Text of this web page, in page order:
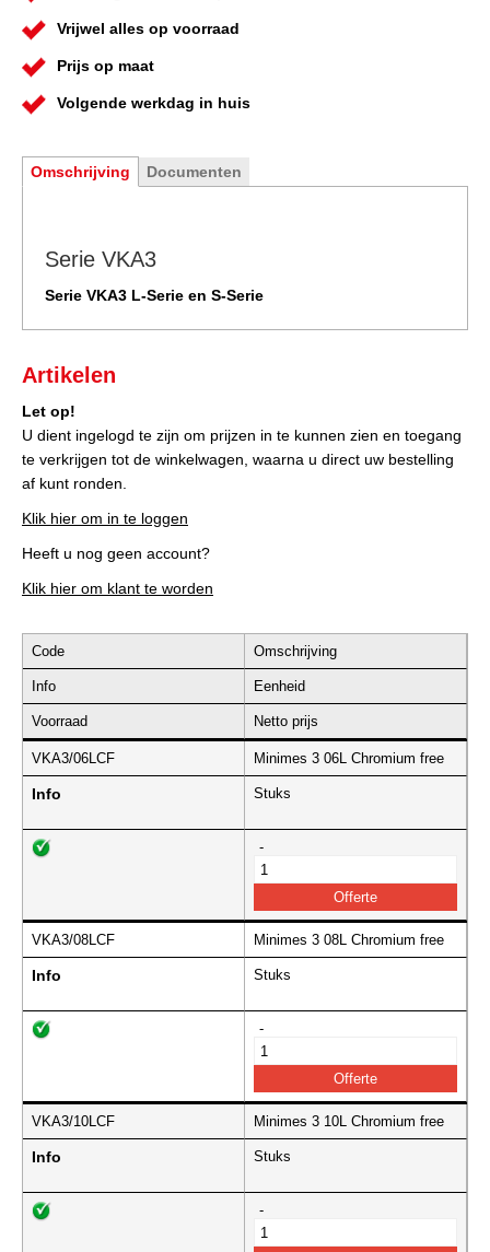
Vrijwel alles op voorraad
Prijs op maat
Volgende werkdag in huis
Omschrijving Documenten
Serie VKA3
Serie VKA3 L-Serie en S-Serie
Artikelen
Let op!
U dient ingelogd te zijn om prijzen in te kunnen zien en toegang
te verkrijgen tot de winkelwagen, waarna u direct uw bestelling
af kunt ronden.
Klik hier om in te loggen
Heeft u nog geen account?
Klik hier om klant te worden
Code Omschrijving
Info Eenheid
Voorraad Netto prijs
VKA3/06LCF Minimes 3 06L Chromium free
Info Stuks
-
VKA3/08LCF Minimes 3 08L Chromium free
Info Stuks
-
VKA3/10LCF Minimes 3 10L Chromium free
Info Stuks
-